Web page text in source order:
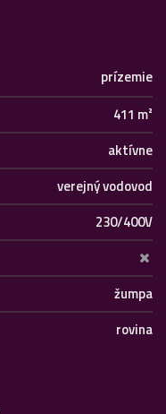
prízemie
411 m²
aktívne
verejný vodovod
230/400V
žumpa
rovina